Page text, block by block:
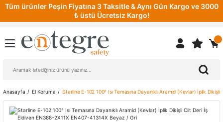
Tüm ürünler Peşin Fiyatına 3 Taksitle & Aynı Gün Kargo ve 3000
₺ üstü Ücretsiz Kargo!
Anasayfa El Koruma Starline E-102 100° Isı Temasına Dayanıklı Aramid (Kevlar) İplik